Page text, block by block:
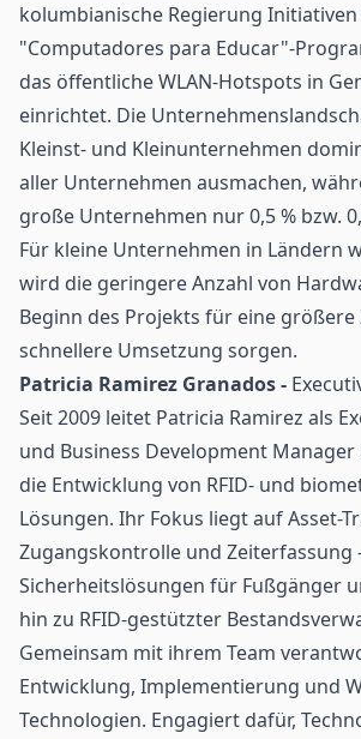
kolumbianische Regierung Initiativen
"Computadores para Educar"-
das öffentliche WLAN-Hotspots in
einrichtet. Die
Kleinst- und Kleinunternehmen
aller Unternehmen ausmachen,
große Unternehmen nur 0,5 % bzw.
Für kleine Unternehmen in Ländern
wird die geringere Anzahl von
Beginn des Projekts für eine
schnellere Umsetzung sorgen.
Patricia Ramirez Granados -
Seit 2009 leitet Patricia Ramirez als
und Business Development
die Entwicklung von RFID- und
Lösungen. Ihr Fokus liegt aufAsset-
Zugangskontrolle und Zeiterfassung
Sicherheitslösungen für Fußgänger
hin zu RFID-gestützter
Gemeinsam mit ihrem Team
Entwicklung, Implementierung und
Technologien. Engagiert dafür,